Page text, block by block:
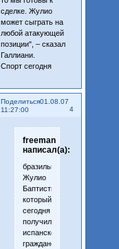
сделке. Жулио
может сыграть на
любой атакующей
позиции", – сказал
Галлиани.
Спорт сегодня
Поделиться
4
01.08.07
11:27:00
freeman
написал(а):
бразильца
Жулио
Баптисты,
который
сегодня
получил
испанское
гражданство.